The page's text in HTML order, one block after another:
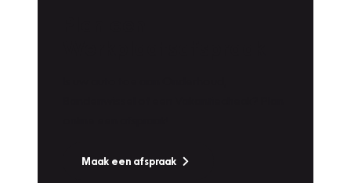
Maak een afspraak